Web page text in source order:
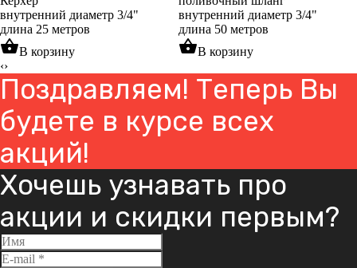
внутренний диаметр 3/4"
длина 25 метров
shopping_basketВ корзину
внутренний диаметр 3/4"
длина 50 метров
shopping_basketВ корзину
‹›
Поздравляем! Теперь Вы
будете в курсе всех
акций!
Хочешь узнавать про
акции и скидки первым?